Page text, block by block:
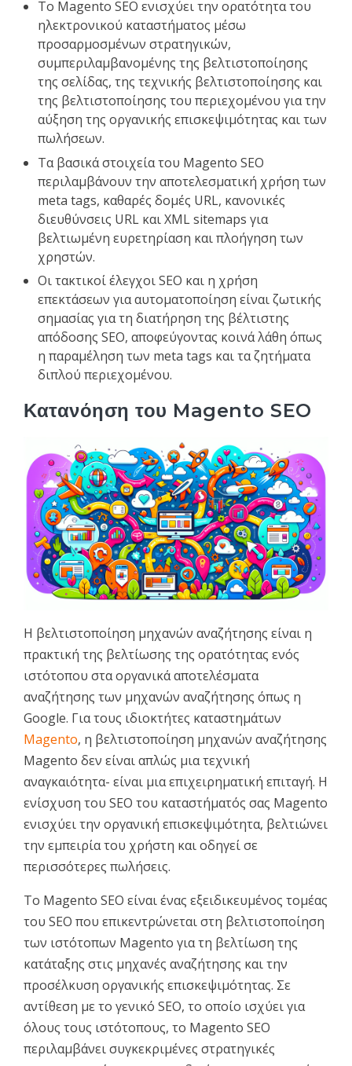
Το Magento SEO ενισχύει την ορατότητα του
ηλεκτρονικού καταστήματος μέσω
προσαρμοσμένων στρατηγικών,
συμπεριλαμβανομένης της βελτιστοποίησης
της σελίδας, της τεχνικής βελτιστοποίησης και
της βελτιστοποίησης του περιεχομένου για την
αύξηση της οργανικής επισκεψιμότητας και των
πωλήσεων.
Τα βασικά στοιχεία του Magento SEO
περιλαμβάνουν την αποτελεσματική χρήση των
meta tags, καθαρές δομές URL, κανονικές
διευθύνσεις URL και XML sitemaps για
βελτιωμένη ευρετηρίαση και πλοήγηση των
χρηστών.
Οι τακτικοί έλεγχοι SEO και η χρήση
επεκτάσεων για αυτοματοποίηση είναι ζωτικής
σημασίας για τη διατήρηση της βέλτιστης
απόδοσης SEO, αποφεύγοντας κοινά λάθη όπως
η παραμέληση των meta tags και τα ζητήματα
διπλού περιεχομένου.
Κατανόηση του Magento SEO
Η βελτιστοποίηση μηχανών αναζήτησης είναι η
πρακτική της βελτίωσης της ορατότητας ενός
ιστότοπου στα οργανικά αποτελέσματα
αναζήτησης των μηχανών αναζήτησης όπως η
Google. Για τους ιδιοκτήτες καταστημάτων
Magento, η βελτιστοποίηση μηχανών αναζήτησης
Magento δεν είναι απλώς μια τεχνική
αναγκαιότητα- είναι μια επιχειρηματική επιταγή. Η
ενίσχυση του SEO του καταστήματός σας Magento
ενισχύει την οργανική επισκεψιμότητα, βελτιώνει
την εμπειρία του χρήστη και οδηγεί σε
περισσότερες πωλήσεις.
Το Magento SEO είναι ένας εξειδικευμένος τομέας
του SEO που επικεντρώνεται στη βελτιστοποίηση
των ιστότοπων Magento για τη βελτίωση της
κατάταξης στις μηχανές αναζήτησης και την
προσέλκυση οργανικής επισκεψιμότητας. Σε
αντίθεση με το γενικό SEO, το οποίο ισχύει για
όλους τους ιστότοπους, το Magento SEO
περιλαμβάνει συγκεκριμένες στρατηγικές